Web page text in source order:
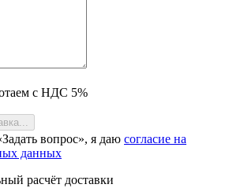
с НДС 5%
Задать вопрос , я даю согласие на
данных
расчёт доставки